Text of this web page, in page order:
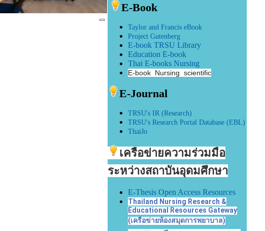
E-Book
Taylor and Francis eBook
Project Gutenberg
E-book TRSU Library
Education E-book
Thai E-books Nursing
E-book Nursing scientific
E-Journal
TRSU's IR (Research)
TRSU's Research Portal Database (EBL)
ThaiJo
เครือข่ายความร่วมมือ
ระหว่างสถาบันอุดมศึกษา
E-Thesis Open Access Resources
Thailand Nursing Research &
Educational Resources Gateway
(เครือข่ายห้องสมุดการพยาบาล)